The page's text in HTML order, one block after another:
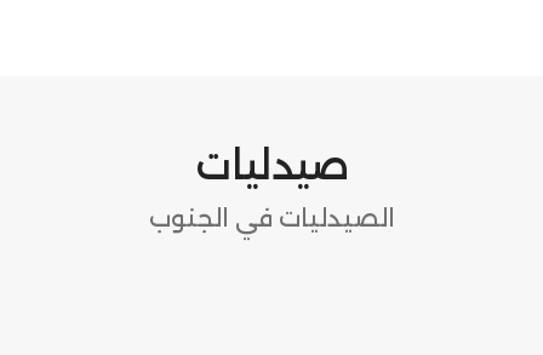
صيدليات
الصيدليات في الجنوب